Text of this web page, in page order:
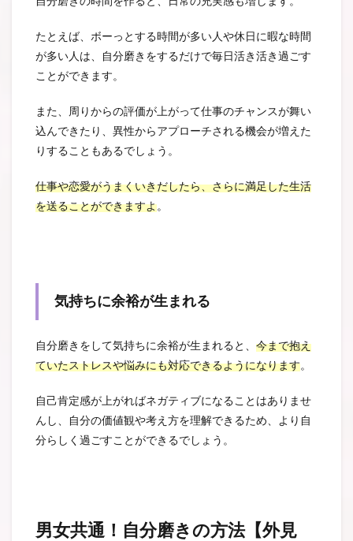
たとえば、ボーっとする時間が多い人や休日に暇な時間
が多い人は、自分磨きをするだけで毎日活き活き過ごす
ことができます。
また、周りからの評価が上がって仕事のチャンスが舞い
込んできたり、異性からアプローチされる機会が増えた
りすることもあるでしょう。
仕事や恋愛がうまくいきだしたら、さらに満足した生活
を送ることができますよ。
気持ちに余裕が生まれる
自分磨きをして気持ちに余裕が生まれると、 今まで抱え
ていたストレスや悩みにも対応できるようになります。
自己肯定感が上がればネガティブになることはありませ
んし、自分の価値観や考え方を理解できるため、より自
分らしく過ごすことができるでしょう。
男女共通！自分磨きの方法【外見